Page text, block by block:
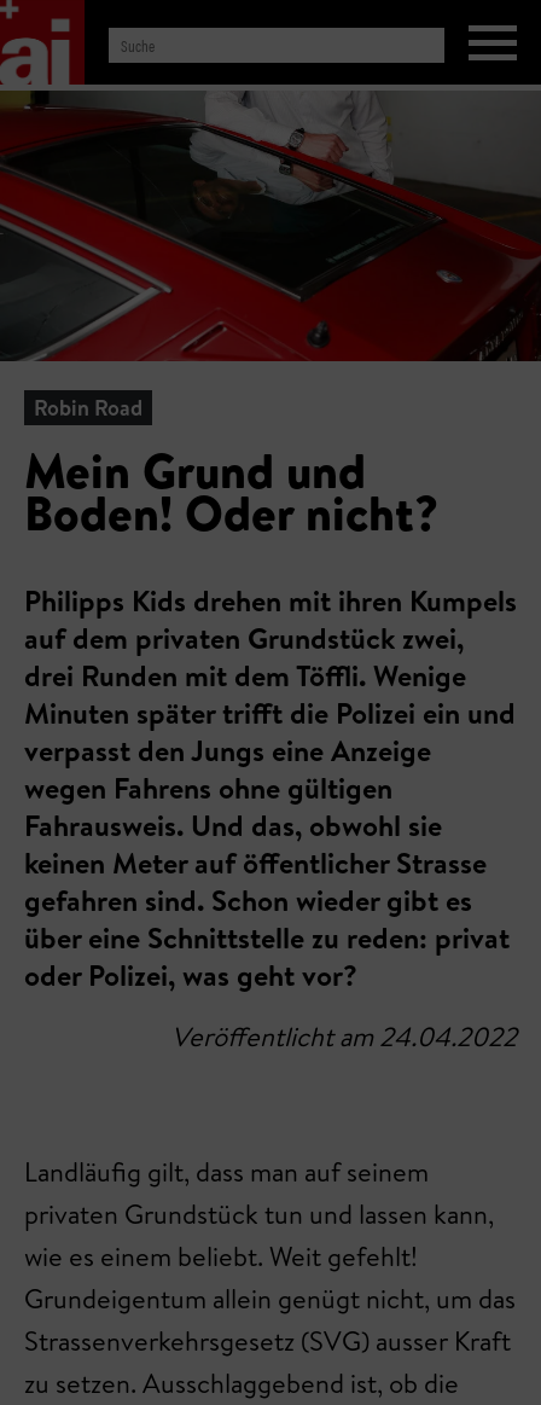
Robin Road
Mein Grund und
Boden! Oder nicht?
Philipps Kids drehen mit ihren Kumpels
auf dem privaten Grundstück zwei,
drei Runden mit dem Töffli. Wenige
Minuten später trifft die Polizei ein und
verpasst den Jungs eine Anzeige
wegen Fahrens ohne gültigen
Fahrausweis. Und das, obwohl sie
keinen Meter auf öffentlicher Strasse
gefahren sind. Schon wieder gibt es
über eine Schnittstelle zu reden: privat
oder Polizei, was geht vor?
Veröffentlicht am 24.04.2022
Landläufig gilt, dass man auf seinem
privaten Grundstück tun und lassen kann,
wie es einem beliebt. Weit gefehlt!
Grundeigentum allein genügt nicht, um das
Strassenverkehrsgesetz (SVG) ausser Kraft
zu setzen. Ausschlaggebend ist, ob die